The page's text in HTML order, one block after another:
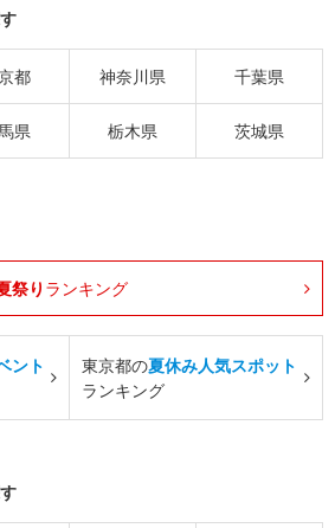
都 神奈川県 千葉県
県 栃木県 茨城県
祭り ランキング
ント
東京都の夏休み人気スポット
ランキング